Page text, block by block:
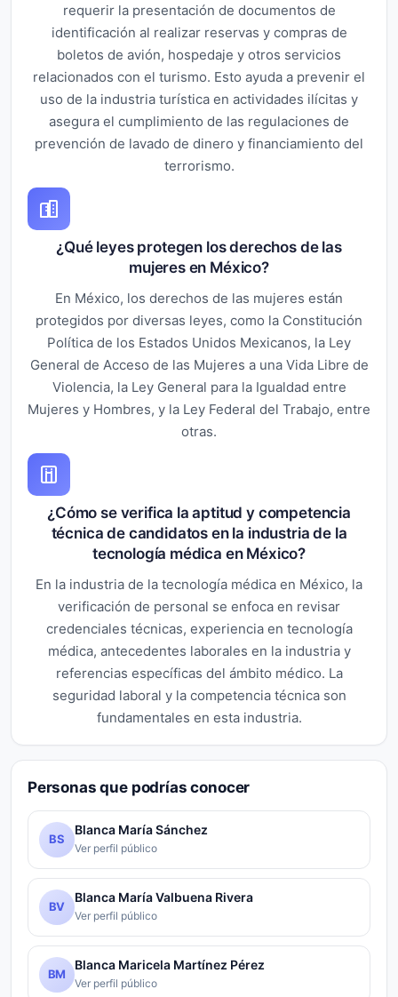
requerir la presentación de documentos de
identificación al realizar reservas y compras de
boletos de avión, hospedaje y otros servicios
relacionados con el turismo. Esto ayuda a prevenir el
uso de la industria turística en actividades ilícitas y
asegura el cumplimiento de las regulaciones de
prevención de lavado de dinero y financiamiento del
terrorismo.
¿Qué leyes protegen los derechos de las
mujeres en México?
En México, los derechos de las mujeres están
protegidos por diversas leyes, como la Constitución
Política de los Estados Unidos Mexicanos, la Ley
General de Acceso de las Mujeres a una Vida Libre de
Violencia, la Ley General para la Igualdad entre
Mujeres y Hombres, y la Ley Federal del Trabajo, entre
otras.
¿Cómo se verifica la aptitud y competencia
técnica de candidatos en la industria de la
tecnología médica en México?
En la industria de la tecnología médica en México, la
verificación de personal se enfoca en revisar
credenciales técnicas, experiencia en tecnología
médica, antecedentes laborales en la industria y
referencias específicas del ámbito médico. La
seguridad laboral y la competencia técnica son
fundamentales en esta industria.
Personas que podrías conocer
BS
Blanca María Sánchez
Ver perfil público
BV
Blanca María Valbuena Rivera
Ver perfil público
BM
Blanca Maricela Martínez Pérez
Ver perfil público